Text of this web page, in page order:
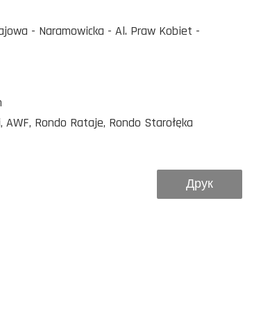
- Naramowicka - Al. Praw Kobiet -
Rondo Rataje, Rondo Starołęka
Друк